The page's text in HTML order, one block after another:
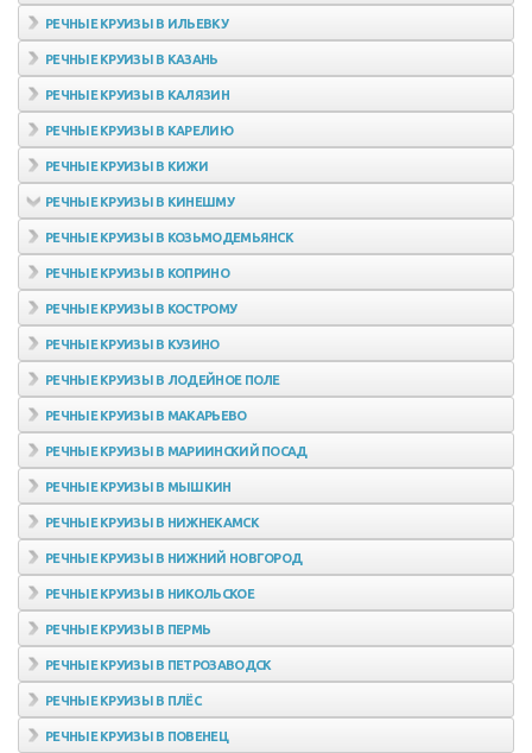
РЕЧНЫЕ КРУИЗЫ В ИЛЬЕВКУ
РЕЧНЫЕ КРУИЗЫ В КАЗАНЬ
РЕЧНЫЕ КРУИЗЫ В КАЛЯЗИН
РЕЧНЫЕ КРУИЗЫ В КАРЕЛИЮ
РЕЧНЫЕ КРУИЗЫ В КИЖИ
РЕЧНЫЕ КРУИЗЫ В КИНЕШМУ
РЕЧНЫЕ КРУИЗЫ В КОЗЬМОДЕМЬЯНСК
РЕЧНЫЕ КРУИЗЫ В КОПРИНО
РЕЧНЫЕ КРУИЗЫ В КОСТРОМУ
РЕЧНЫЕ КРУИЗЫ В КУЗИНО
РЕЧНЫЕ КРУИЗЫ В ЛОДЕЙНОЕ ПОЛЕ
РЕЧНЫЕ КРУИЗЫ В МАКАРЬЕВО
РЕЧНЫЕ КРУИЗЫ В МАРИИНСКИЙ ПОСАД
РЕЧНЫЕ КРУИЗЫ В МЫШКИН
РЕЧНЫЕ КРУИЗЫ В НИЖНЕКАМСК
РЕЧНЫЕ КРУИЗЫ В НИЖНИЙ НОВГОРОД
РЕЧНЫЕ КРУИЗЫ В НИКОЛЬСКОЕ
РЕЧНЫЕ КРУИЗЫ В ПЕРМЬ
РЕЧНЫЕ КРУИЗЫ В ПЕТРОЗАВОДСК
РЕЧНЫЕ КРУИЗЫ В ПЛЁС
РЕЧНЫЕ КРУИЗЫ В ПОВЕНЕЦ